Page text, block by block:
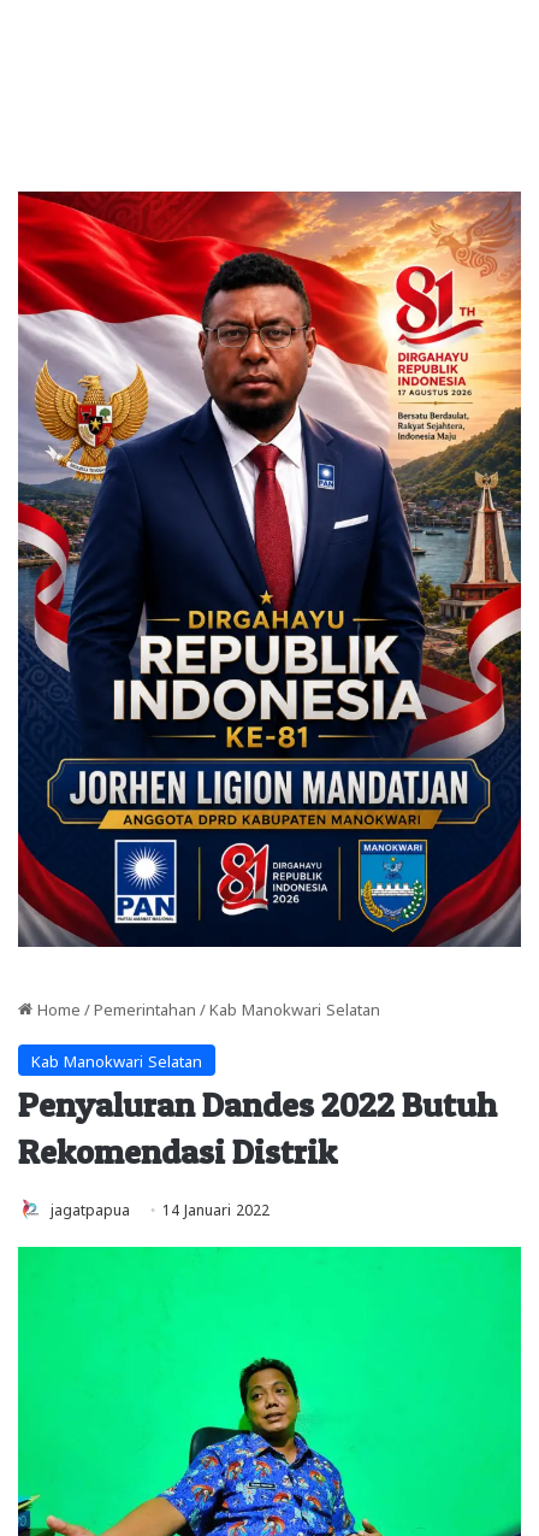
Home / Pemerintahan / Kab Manokwari Selatan
Kab Manokwari Selatan
Penyaluran Dandes 2022 Butuh
Rekomendasi Distrik
jagatpapua 14 Januari 2022